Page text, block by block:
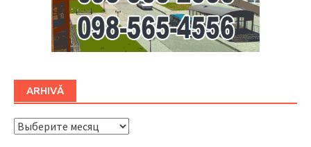
ARHIVĂ
ARHIVĂ